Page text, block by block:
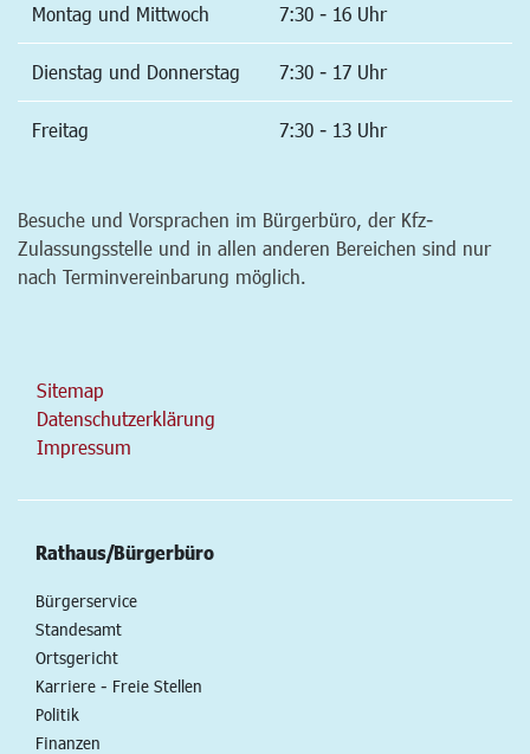
Montag und Mittwoch 7:30 - 16 Uhr
Dienstag und Donnerstag 7:30 - 17 Uhr
Freitag 7:30 - 13 Uhr
Besuche und Vorsprachen im Bürgerbüro, der Kfz-
Zulassungsstelle und in allen anderen Bereichen sind nur
nach Terminvereinbarung möglich.
Sitemap
Datenschutzerklärung
Impressum
Rathaus/Bürgerbüro
Bürgerservice
Standesamt
Ortsgericht
Karriere - Freie Stellen
Politik
Finanzen